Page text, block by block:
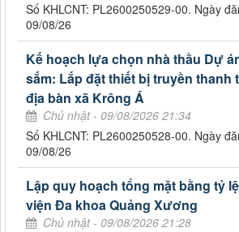
Số KHLCNT: PL2600250529-00. Ngày
09/08/26
Kế hoạch lựa chọn nhà thầu Dự
sắm: Lắp đặt thiết bị truyền thanh
địa bàn xã Krông Á
Chủ nhật - 09/08/2026 21:34
Số KHLCNT: PL2600250528-00. Ngày
09/08/26
Lập quy hoạch tổng mặt bằng tỷ
viện Đa khoa Quảng Xương
Chủ nhật - 09/08/2026 21:28